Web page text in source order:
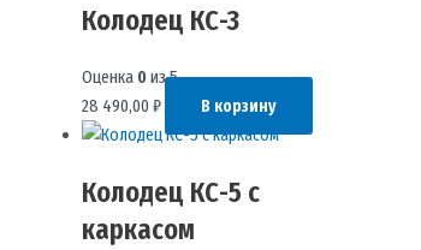
Колодец КС-3
Оценка 0 из 5
28 490,00 ₽ В корзину
Колодец КС-5 с
каркасом